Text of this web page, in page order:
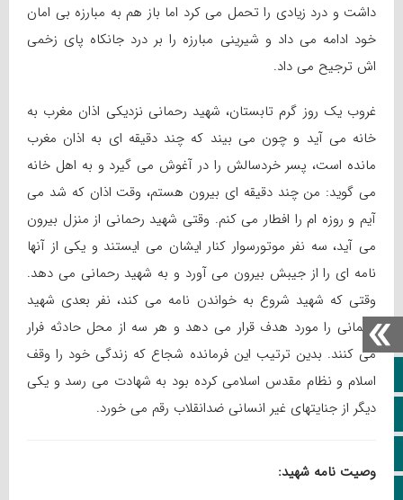
خانه
ویژه خبری
داشت و درد زیادی را تحمل می کرد اما باز هم به مبارزه بی امان
خود ادامه می داد و شیرینی مبارزه را بر درد جانکاه پای زخمی
اش ترجیح می داد.
غروب یک روز گرم تابستان، شهید رحمانی نزدیکی اذان مغرب به
خانه می آید و چون می بیند که چند دقیقه ای به اذان مغرب
مانده است، پسر خردسالش را در آغوش می گیرد و به اهل خانه
می گوید: من چند دقیقه ای بیرون هستم، وقت اذان که شد می
آیم و روزه ام را افطار می کنم. وقتی شهید رحمانی از منزل بیرون
می آید، سه نفر موتورسوار کنار ایشان می ایستند و یکی از آنها
نامه ای را از جیبش بیرون می آورد و به شهید رحمانی می دهد.
وقتی که شهید شروع به خواندن نامه می کند، نفر بعدی شهید
رحمانی را مورد هدف قرار می دهد و هر سه از محل حادثه فرار
می کنند. بدین ترتیب این فرمانده شجاع که زندگی خود را وقف
اسلام و نظام مقدس اسلامی کرده بود به شهادت می رسد و یکی
دیگر از جنایتهای غیر انسانی ضدانقلاب رقم می خورد.
وصیت نامه شهید: